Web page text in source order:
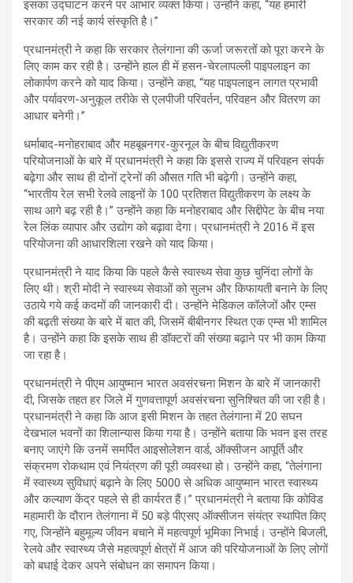
इसका उद्घाटन करने पर आभार व्यक्त किया। उन्होंने कहा, “यह हमारी
सरकार की नई कार्य संस्कृति है।”
प्रधानमंत्री ने कहा कि सरकार तेलंगाना की ऊर्जा जरूरतों को पूरा करने के
लिए काम कर रही है। उन्होंने हाल ही में हसन-चेरलापल्ली पाइपलाइन का
लोकार्पण करने को याद किया। उन्होंने कहा, “यह पाइपलाइन लागत प्रभावी
और पर्यावरण-अनुकूल तरीके से एलपीजी परिवर्तन, परिवहन और वितरण का
आधार बनेगी।”
धर्माबाद-मनोहराबाद और महबूबनगर-कुरनूल के बीच विद्युतीकरण
परियोजनाओं के बारे में प्रधानमंत्री ने कहा कि इससे राज्य में परिवहन संपर्क
बढ़ेगा और साथ ही दोनों ट्रेनों की औसत गति भी बढ़ेगी। उन्होंने कहा,
“भारतीय रेल सभी रेलवे लाइनों के 100 प्रतिशत विद्युतीकरण के लक्ष्य के
साथ आगे बढ़ रही है।” उन्होंने कहा कि मनोहराबाद और सिद्दीपेट के बीच नया
रेल लिंक व्यापार और उद्योग को बढ़ावा देगा। प्रधानमंत्री ने 2016 में इस
परियोजना की आधारशिला रखने को याद किया।
प्रधानमंत्री ने याद किया कि पहले कैसे स्वास्थ्य सेवा कुछ चुनिंदा लोगों के
लिए थी। श्री मोदी ने स्वास्थ्य सेवाओं को सुलभ और किफायती बनाने के लिए
उठाये गये कई कदमों की जानकारी दी। उन्होंने मेडिकल कॉलेजों और एम्स
की बढ़ती संख्या के बारे में बात की, जिसमें बीबीनगर स्थित एक एम्स भी शामिल
है। उन्होंने कहा कि इसके साथ ही डॉक्टरों की संख्या बढ़ाने पर भी काम किया
जा रहा है।
प्रधानमंत्री ने पीएम आयुष्मान भारत अवसंरचना मिशन के बारे में जानकारी
दी, जिसके तहत हर जिले में गुणवत्तापूर्ण अवसंरचना सुनिश्चित की जा रही है।
प्रधानमंत्री ने कहा कि आज इसी मिशन के तहत तेलंगाना में 20 सघन
देखभाल भवनों का शिलान्यास किया गया है। उन्होंने बताया कि भवन इस तरह
बनाए जाएंगे कि उनमें समर्पित आइसोलेशन वार्ड, ऑक्सीजन आपूर्ति और
संक्रमण रोकथाम एवं नियंत्रण की पूरी व्यवस्था हो। उन्होंने कहा, “तेलंगाना
में स्वास्थ्य सुविधाएं बढ़ाने के लिए 5000 से अधिक आयुष्मान भारत स्वास्थ्य
और कल्याण केंद्र पहले से ही कार्यरत हैं।” प्रधानमंत्री ने बताया कि कोविड
महामारी के दौरान तेलंगाना में 50 बड़े पीएसए ऑक्सीजन संयंत्र स्थापित किए
गए, जिन्होंने बहुमूल्य जीवन बचाने में महत्वपूर्ण भूमिका निभाई। उन्होंने बिजली,
रेलवे और स्वास्थ्य जैसे महत्वपूर्ण क्षेत्रों में आज की परियोजनाओं के लिए लोगों
को बधाई देकर अपने संबोधन का समापन किया।